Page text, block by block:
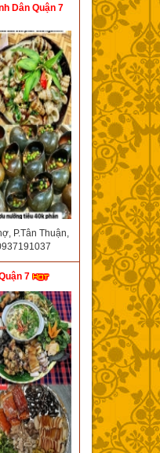
Dân Quận 7
P.Tân Thuận,
7